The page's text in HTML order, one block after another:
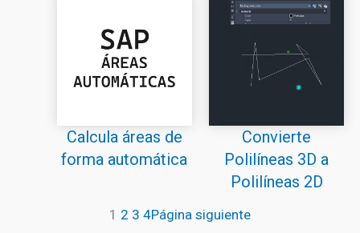
Calcula áreas de
forma automática
Convierte
Polilíneas 3D a
Polilíneas 2D
1 2 3 4Página siguiente